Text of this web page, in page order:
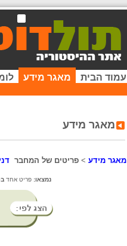
עמוד הבית מאגר מידע
מאגר מידע
מאגר מידע > פריטים של המחבר
נמצאו: פריט אחד